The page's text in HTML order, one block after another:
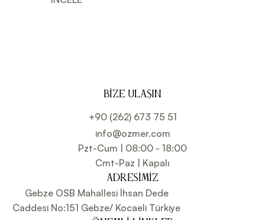
BIZE ULAŞIN
+90 (262) 673 75 51
info@ozmer.com
Pzt-Cum | 08:00 - 18:00
Cmt-Paz | Kapalı
ADRESIMIZ
Gebze OSB Mahallesi İhsan Dede
Caddesi No:151 Gebze/ Kocaeli Türkiye